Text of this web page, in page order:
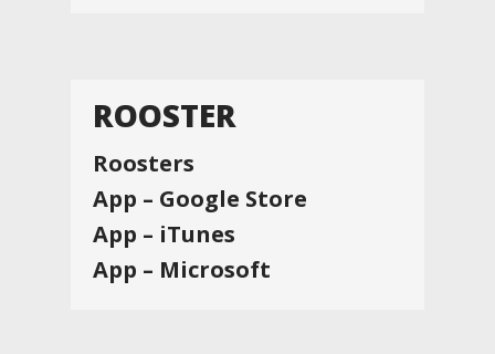
ROOSTER
Roosters
App – Google Store
App – iTunes
App – Microsoft